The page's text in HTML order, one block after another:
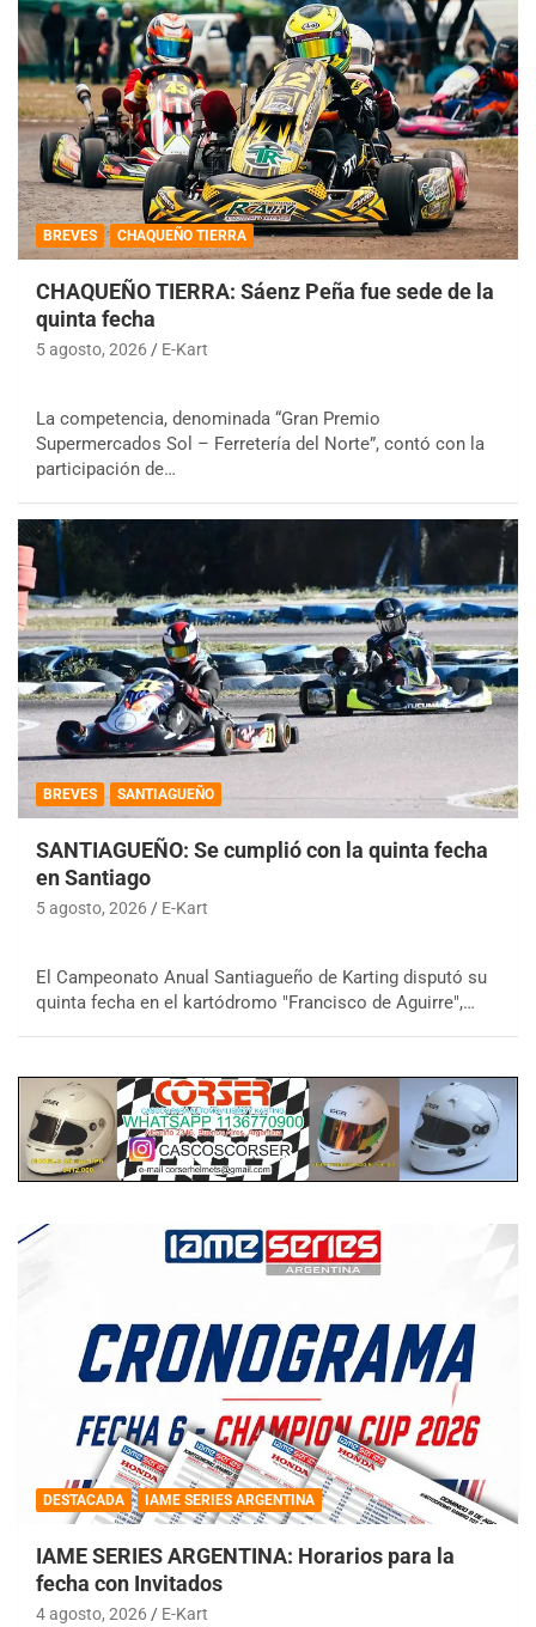
BREVES CHAQUEÑO TIERRA
CHAQUEÑO TIERRA: Sáenz Peña fue sede de la
quinta fecha
5 agosto, 2026 E-Kart
La competencia, denominada “Gran Premio
Supermercados Sol – Ferretería del Norte”, contó con la
participación de…
BREVES SANTIAGUEÑO
SANTIAGUEÑO: Se cumplió con la quinta fecha
en Santiago
5 agosto, 2026 E-Kart
El Campeonato Anual Santiagueño de Karting disputó su
quinta fecha en el kartódromo "Francisco de Aguirre",…
DESTACADA IAME SERIES ARGENTINA
IAME SERIES ARGENTINA: Horarios para la
fecha con Invitados
4 agosto, 2026 E-Kart